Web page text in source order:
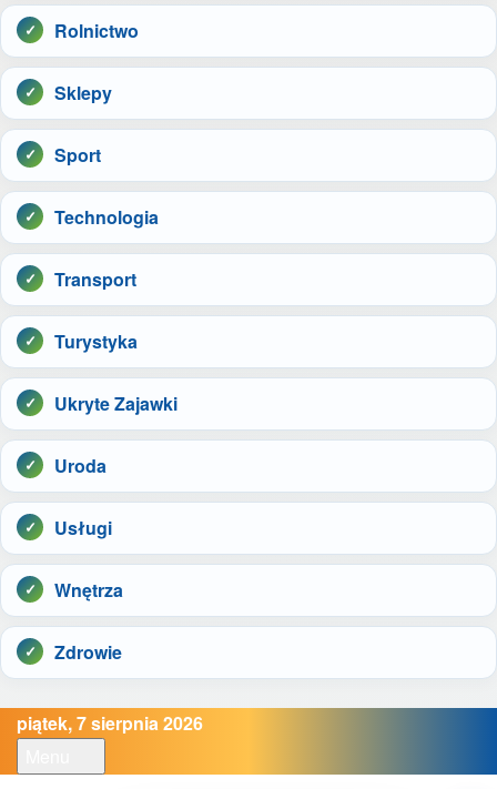
Rolnictwo
Sklepy
Sport
Technologia
Transport
Turystyka
Ukryte Zajawki
Uroda
Usługi
Wnętrza
Zdrowie
piątek, 7 sierpnia 2026